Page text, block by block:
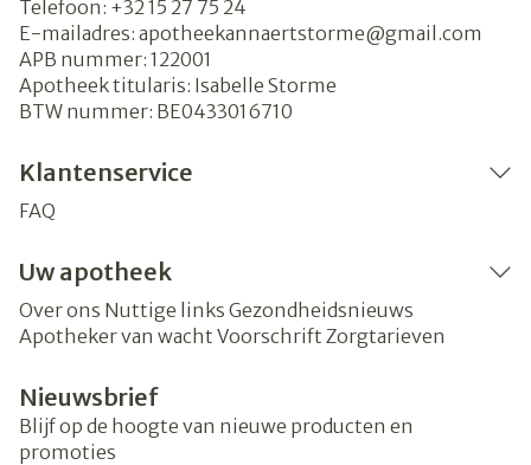
Telefoon: +32 15 27 75 24
E-mailadres: apotheekannaertstorme@gmail.com
APB nummer: 122001
Apotheek titularis: Isabelle Storme
BTW nummer: BE0433016710
Klantenservice
FAQ
Uw apotheek
Over ons Nuttige links Gezondheidsnieuws
Apotheker van wacht Voorschrift Zorgtarieven
Nieuwsbrief
Blijf op de hoogte van nieuwe producten en
promoties